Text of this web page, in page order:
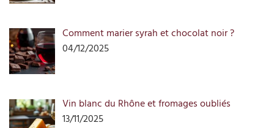
Comment marier syrah et chocolat noir ?
04/12/2025
Vin blanc du Rhône et fromages oubliés
13/11/2025